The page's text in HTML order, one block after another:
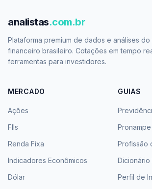
analistas.com.br
Plataforma premium de dados e análises
financeiro brasileiro. Cotações em tempo
ferramentas para investidores.
MERCADO
Ações
FIIs
Renda Fixa
Indicadores Econômicos
Dólar
GUIAS
Profissão
Dicionário
Perfil de